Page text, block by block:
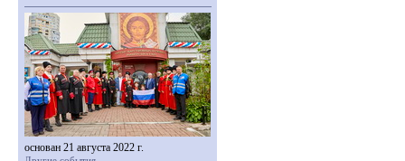
основан 21 августа 2022 г.